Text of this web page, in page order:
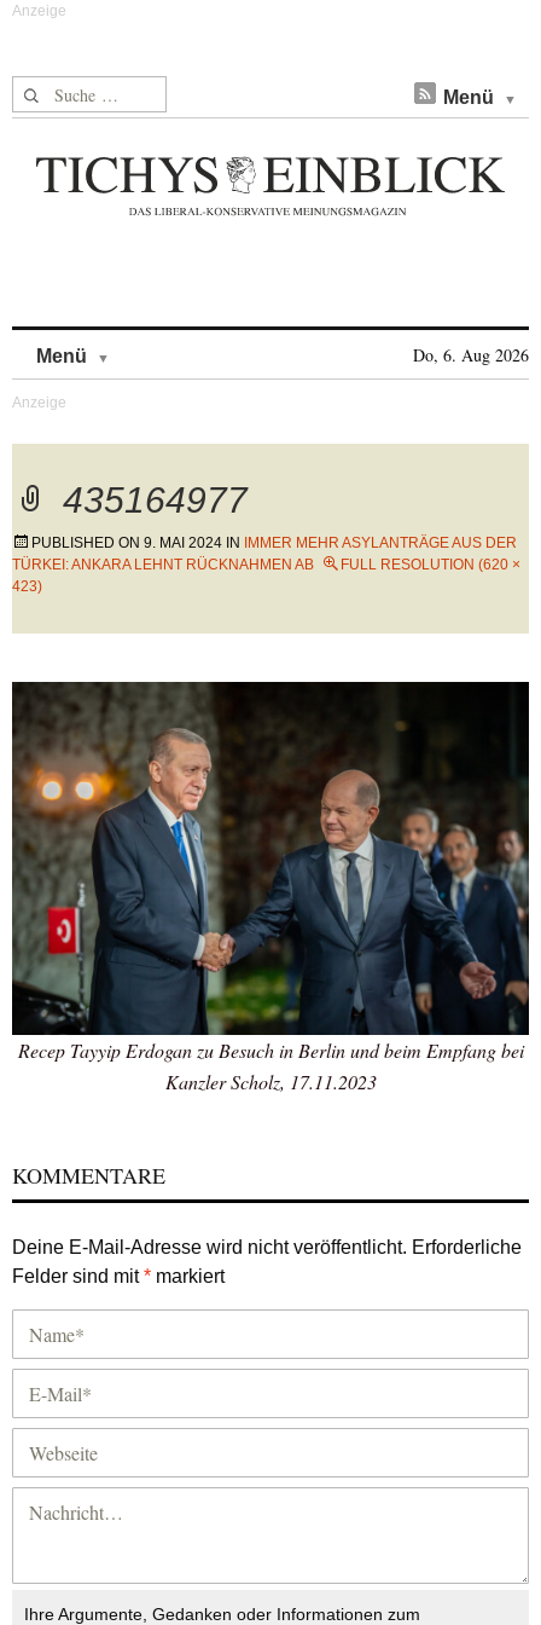
Suche nach: Menü
Menü Do, 6. Aug 2026
435164977
PUBLISHED ON 9. MAI 2024 IN
IMMER MEHR ASYLANTRÄGE AUS DER
TÜRKEI: ANKARA LEHNT RÜCKNAHMEN AB
FULL RESOLUTION (620 ×
423)
Recep Tayyip Erdogan zu Besuch in Berlin und beim Empfang bei
Kanzler Scholz, 17.11.2023
KOMMENTARE
Deine E-Mail-Adresse wird nicht veröffentlicht. Erforderliche
Felder sind mit* markiert
Ihre Argumente, Gedanken oder Informationen zum